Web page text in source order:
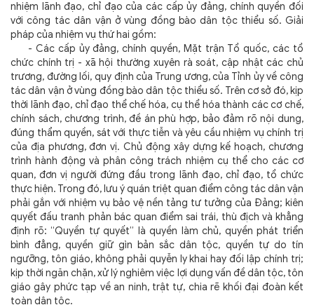
nhiệm lãnh đạo, chỉ đạo của các cấp ủy đảng, chính quyền đối
với công tác dân vận ở vùng đồng bào dân tộc thiểu số. Giải
pháp của nhiệm vụ thứ hai gồm:
- Các cấp ủy đảng, chính quyền, Mặt trận Tổ quốc, các tổ
chức chính trị - xã hội thường xuyên rà soát, cập nhật các chủ
trương, đường lối, quy định của Trung ương, của Tỉnh ủy về công
tác dân vận ở vùng đồng bào dân tộc thiểu số. Trên cơ sở đó, kịp
thời lãnh đạo, chỉ đạo thể chế hóa, cụ thể hóa thành các cơ chế,
chính sách, chương trình, đề án phù hợp, bảo đảm rõ nội dung,
đúng thẩm quyền, sát với thực tiễn và yêu cầu nhiệm vụ chính trị
của địa phương, đơn vị. Chủ động xây dựng kế hoạch, chương
trình hành động và phân công trách nhiệm cụ thể cho các cơ
quan, đơn vị người đứng đầu trong lãnh đạo, chỉ đạo, tổ chức
thực hiện. Trong đó, lưu ý quán triệt quan điểm công tác dân vận
phải gắn với nhiệm vụ bảo vệ nền tảng tư tưởng của Đảng; kiên
quyết đấu tranh phản bác quan điểm sai trái, thù địch và khẳng
định rõ: “Quyền tự quyết” là quyền làm chủ, quyền phát triển
bình đẳng, quyền giữ gìn bản sắc dân tộc, quyền tự do tín
ngưỡng, tôn giáo, không phải quyễn ly khai hay đối lập chính trị;
kịp thời ngăn chặn, xử lý nghiêm việc lợi dụng vấn đề dân tộc, tôn
giáo gây phức tạp về an ninh, trật tự, chia rẽ khối đại đoàn kết
toàn dân tộc.